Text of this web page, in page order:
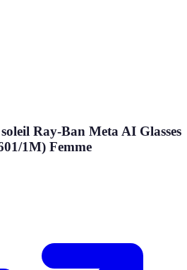
Ray-Ban Meta AI Glasses
1M) Femme